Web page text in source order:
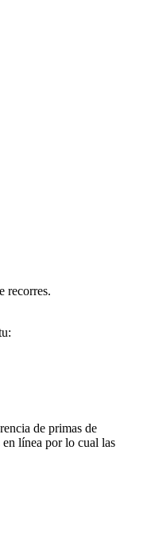
recorres.
de primas de
línea por lo cual las